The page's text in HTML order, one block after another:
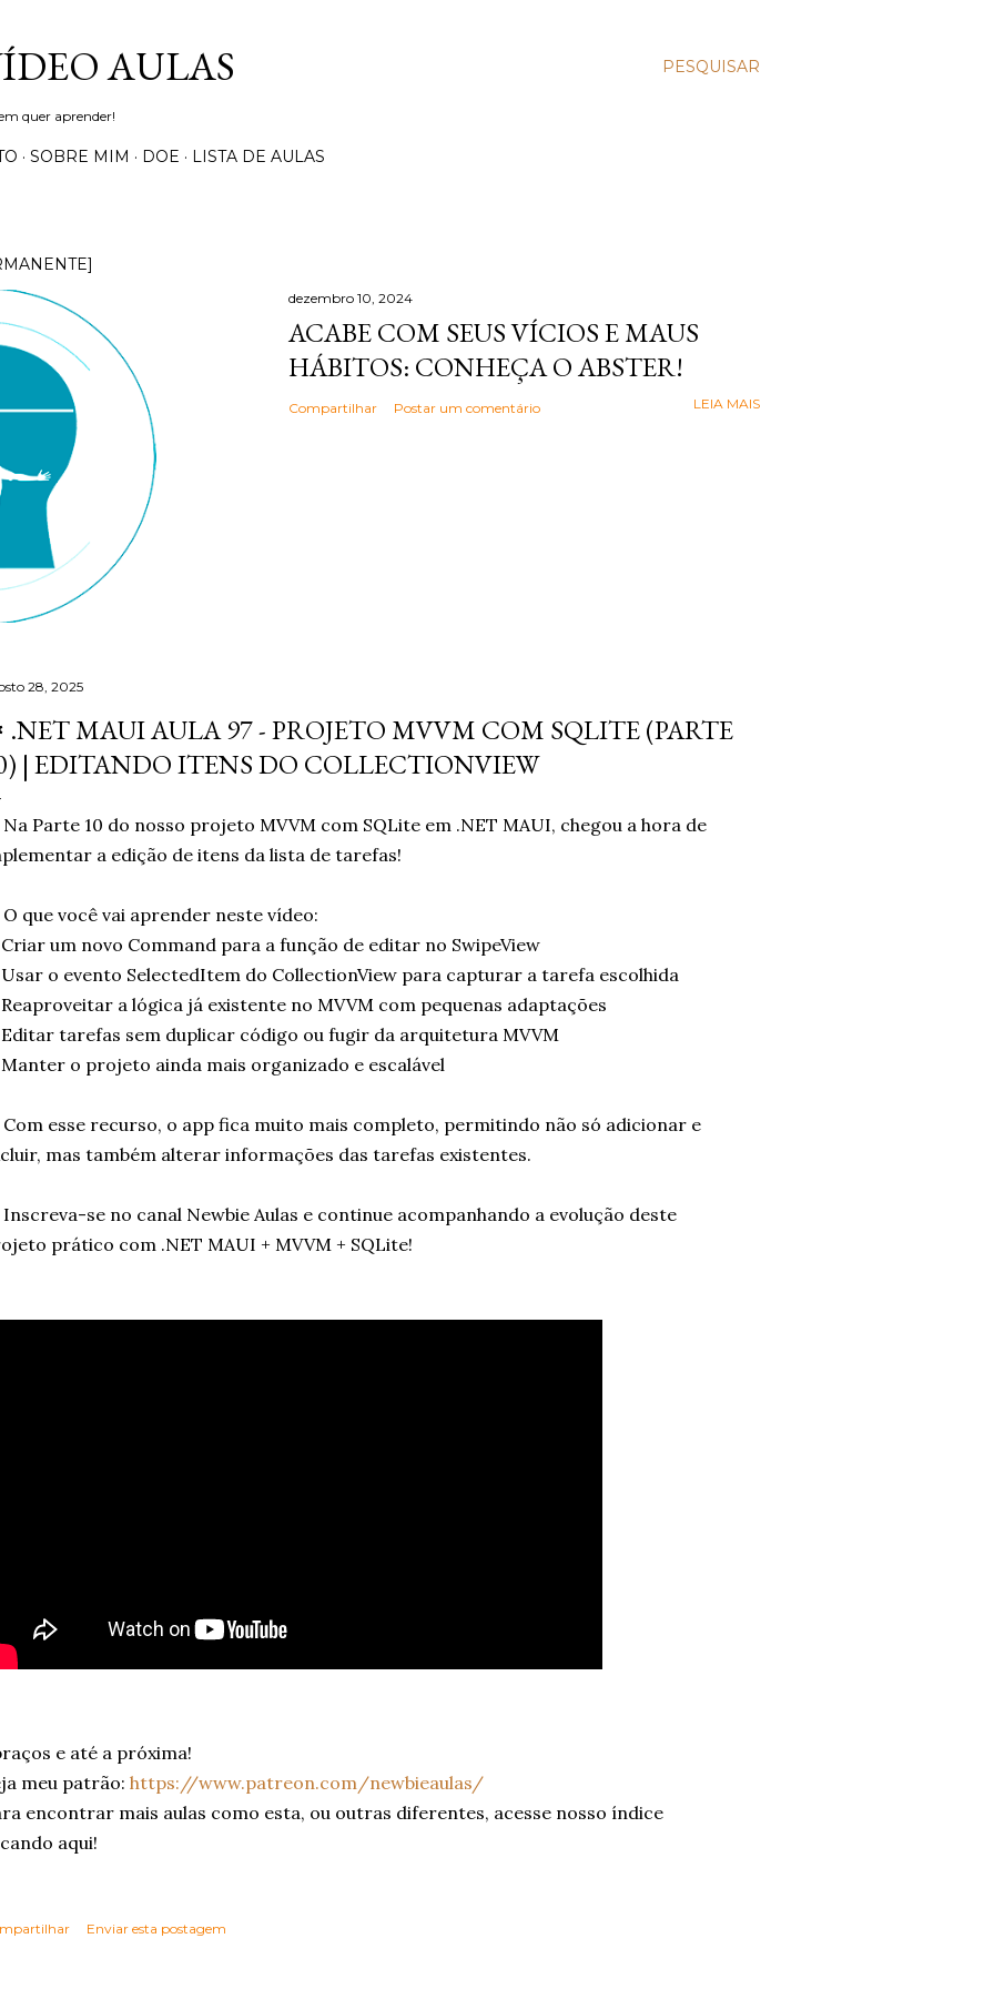
PESQUISAR
AULAS
quer aprender!
SOBRE MIM DOE LISTA DE AULAS
dezembro 10, 2024
ACABE COM SEUS VÍCIOS E MAUS
HÁBITOS: CONHEÇA O ABSTER!
Compartilhar Postar um comentário LEIA MAIS
28, 2025
MAUI AULA 97 - PROJETO MVVM COM SQLITE (PARTE
| EDITANDO ITENS DO COLLECTIONVIEW
Na Parte 10 do nosso projeto MVVM com SQLite em .NET MAUI, chegou a hora de
a edição de itens da lista de tarefas!
O que você vai aprender neste vídeo:
Criar um novo Command para a função de editar no SwipeView
Usar o evento SelectedItem do CollectionView para capturar a tarefa escolhida
Reaproveitar a lógica já existente no MVVM com pequenas adaptações
Editar tarefas sem duplicar código ou fugir da arquitetura MVVM
Manter o projeto ainda mais organizado e escalável
Com esse recurso, o app fica muito mais completo, permitindo não só adicionar e
mas também alterar informações das tarefas existentes.
Inscreva-se no canal Newbie Aulas e continue acompanhando a evolução deste
prático com .NET MAUI + MVVM + SQLite!
e até a próxima!
meu patrão: https://www.patreon.com/newbieaulas/
encontrar mais aulas como esta, ou outras diferentes, acesse nosso índice
aqui!
Enviar esta postagem